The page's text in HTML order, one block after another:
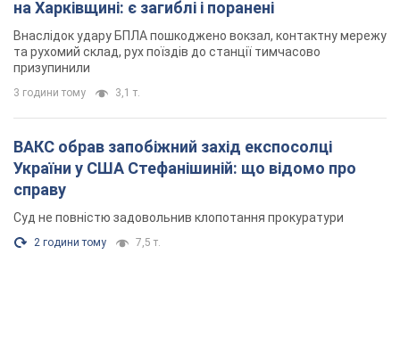
на Харківщині: є загиблі і поранені
Внаслідок удару БПЛА пошкоджено вокзал, контактну мережу
та рухомий склад, рух поїздів до станції тимчасово
призупинили
3 години тому 3,1 т.
ВАКС обрав запобіжний захід експосолці
України у США Стефанішиній: що відомо про
справу
Суд не повністю задовольнив клопотання прокуратури
2 години тому 7,5 т.